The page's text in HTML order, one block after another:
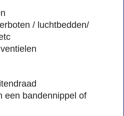
/ luchtbedden/
een bandennippel of